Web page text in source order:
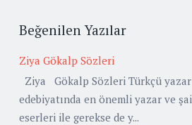
Beğenilen Yazılar
Ziya Gökalp Sözleri
Ziya Gökalp Sözleri Türkçü
edebiyatında en önemli yazar ve
eserleri ile gerekse de y...